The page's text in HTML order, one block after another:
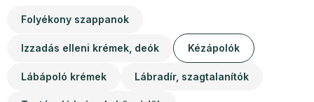
Folyékony szappanok
Izzadás elleni krémek, deók Kézápolók
Lábápoló krémek Lábradír, szagtalanítók